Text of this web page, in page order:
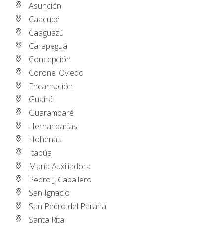
Asunción
Caacupé
Caaguazú
Carapeguá
Concepción
Coronel Oviedo
Encarnación
Guairá
Guarambaré
Hernandarias
Hohenau
Itapúa
María Auxiliadora
Pedro J. Caballero
San Ignacio
San Pedro del Paraná
Santa Rita